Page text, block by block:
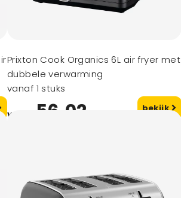
Prixton Cook Organics 6L air fryer met
dubbele verwarming
vanaf 1 stuks
vanaf 56,02 bekijk